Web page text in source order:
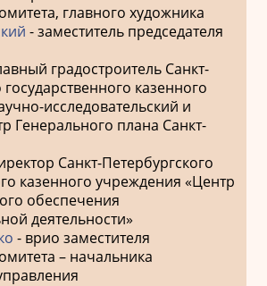
главного художника
- заместитель председателя
градостроитель Санкт-
казенного
исследовательский и
Генерального плана Санкт-
Санкт-Петербургского
казенного учреждения «Центр
обеспечения
деятельности»
- врио заместителя
– начальника